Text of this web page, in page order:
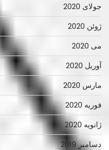
جولای 2020
ژوئن 2020
می 2020
آوریل 2020
مارس 2020
فوریه 2020
ژانویه 2020
دسامبر 2019